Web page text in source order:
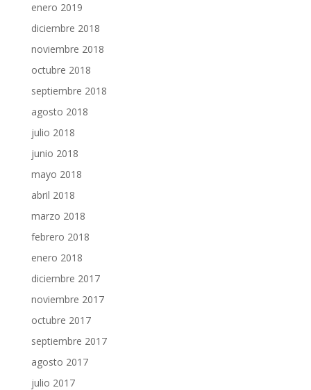
enero 2019
diciembre 2018
noviembre 2018
octubre 2018
septiembre 2018
agosto 2018
julio 2018
junio 2018
mayo 2018
abril 2018
marzo 2018
febrero 2018
enero 2018
diciembre 2017
noviembre 2017
octubre 2017
septiembre 2017
agosto 2017
julio 2017